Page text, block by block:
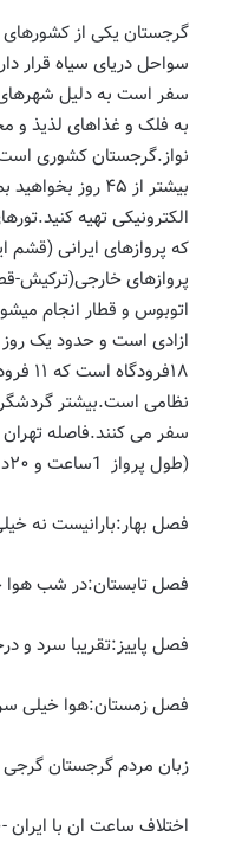
گرجستان یکی از
سواحل دریای سیاه قرار
سفر است به دلیل
به فلک و غذاهای لذیذ و
نواز.گرجستان کشوری است
بیشتر از ۴۵ روز
الکترونیکی تهیه
که پروازهای ایرانی (قشم
پروازهای خارجی(ترکیش-
اتوبوس و قطار انجام
ازادی است و حدود یک
نظامی است.بیشتر
(طول پرواز 1ساعت و ۲۰دقیقه)
فصل بهار:بارانیست نه
فصل تابستان:در شب
فصل پاییز:تقریبا سرد و
فصل زمستان:هوا خیلی
زبان مردم گرجستان
اختلاف ساعت ان با ایران -۳۰دقیقه است.